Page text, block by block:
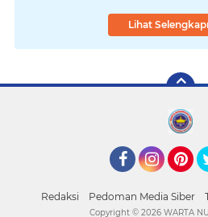
Lihat
Redaksi Pedoman Media Siber
Copyright © 2026 WARTA